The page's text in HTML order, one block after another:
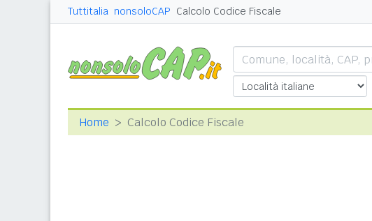
Tuttitalia nonsoloCAP Calcolo Codice Fiscale
Home Calcolo Codice Fiscale